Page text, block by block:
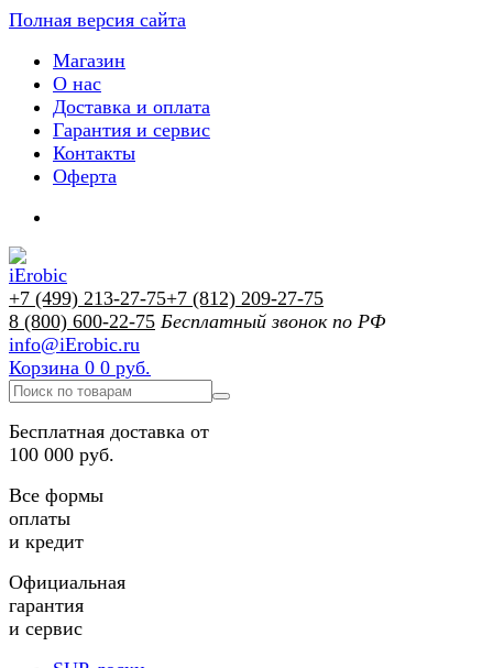
Полная версия сайта
Магазин
О нас
Доставка и оплата
Гарантия и сервис
Контакты
Оферта
+7 (499) 213-27-75+7 (812) 209-27-75
8 (800) 600-22-75 Бесплатный звонок по РФ
info@iErobic.ru
Корзина 0 0 руб.
Бесплатная доставка от
100 000 руб.
Все формы
оплаты
и кредит
Официальная
гарантия
и сервис